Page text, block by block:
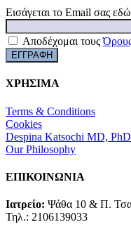
Εισάγεται το Email σας
Αποδέχομαι τους
ΧΡΗΣΙΜΑ
Terms & Conditions
Cookies
Despina Katsochi MD, PhD
Our Philosophy
ΕΠΙΚΟΙΝΩΝΙΑ
Ιατρείο: Ψάθα 10 & Π.
Τηλ.: 2106139033